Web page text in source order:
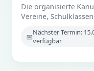
Die organisierte
Vereine,
Nächster Termin:
verfügbar